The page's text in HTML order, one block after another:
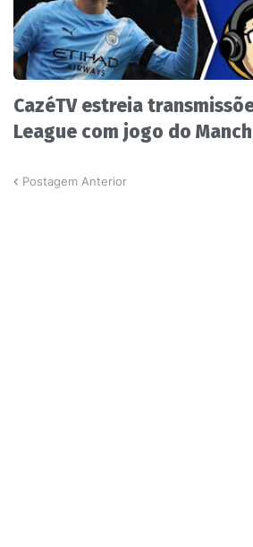
CazéTV estreia
League com jogo do
Postagem Anterior